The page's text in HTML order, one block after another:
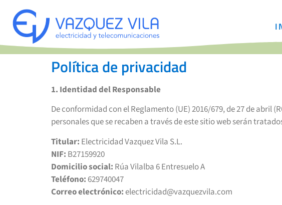
Política de privacidad
1. Identidad del Responsable
De conformidad con el Reglamento (UE) 2016/679, de 27 de abril
personales que se recaben a través de este sitio web serán
Titular: Electricidad Vazquez Vila S.L.
NIF: B27159920
Domicilio social: Rúa Vilalba 6 Entresuelo A
Teléfono: 629740047
Correo electrónico:electricidad@vazquezvila.com